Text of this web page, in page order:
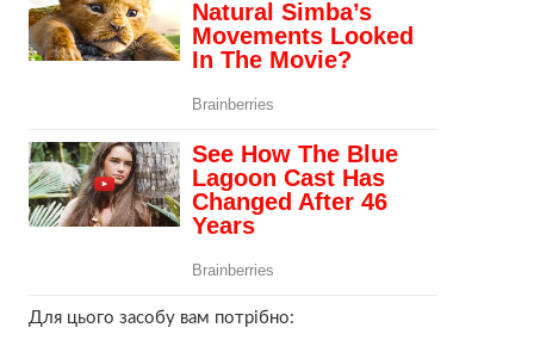
Для цього засобу вам потрібно: